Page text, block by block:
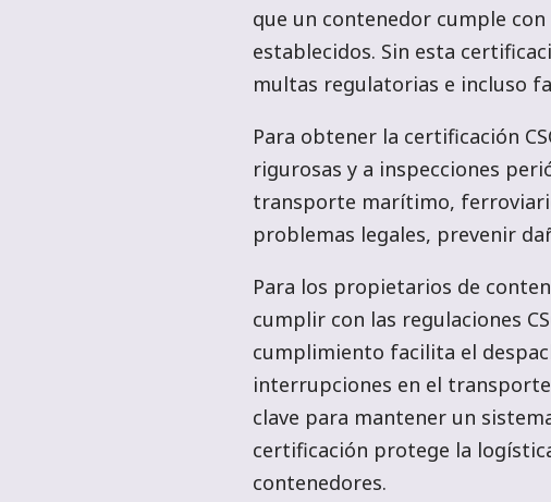
que un contenedor cumple
establecidos. Sin esta
multas regulatorias e incluso
Para obtener la certificación
rigurosas y a inspecciones
transporte marítimo,
problemas legales, prevenir
Para los propietarios de
cumplir con las regulaciones
cumplimiento facilita el
interrupciones en el
clave para mantener un
certificación protege la
contenedores.